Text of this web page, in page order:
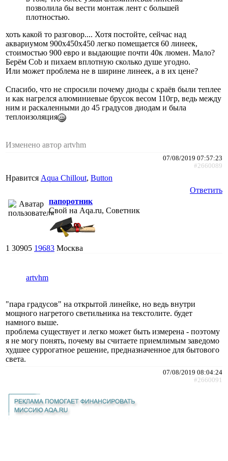
позволила бы вести монтаж лент с большей
плотностью.
хоть какой то разговор.... Хотя постойте, сейчас над
аквариумом 900х450х450 легко помещается 60 линеек,
стоимостью 900 евро и выдающие почти 40к люмен. Мало?
Берём Cob и пихаем вплотную сколько душе угодно.
Или может проблема не в ширине линеек, а в их цене?
Спасибо, что не спросили почему диоды с краёв были теплее
и как нагрелся алюминиевые брусок весом 110гр, ведь между
ним и раскаленными до 45 градусов диодам и была
теплоизоляция
Изменено автор artvhm
07/08/2019 07:57:23
#2660089
Нравится Aqua Chillout, Button
Ответить
папоротник
Свой на Aqa.ru, Советник
1 30905 19683 Москва
artvhm
"пара градусов" на открытой линейке, но ведь внутри
мощного нагретого светильника на текстолите. будет
намного выше.
проблема существует и легко может быть измерена - поэтому
я не могу понять, почему вы считаете приемлимым заведомо
худшее суррогатное решение, предназначенное для бытового
света.
07/08/2019 08:04:24
#2660091